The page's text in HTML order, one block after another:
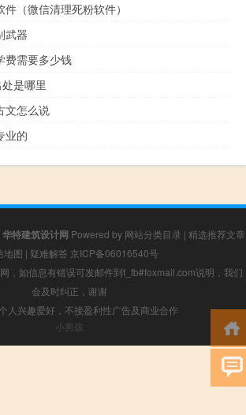
（微信清理死粉软件）
武器
费需要多少钱
是哪里
文怎么说
业的
华特建筑设计网 Powered by 网站分类目录 | 精选推荐文章
地图 | 疑难解答 京ICP备06016540号
，如信息有错误可发邮件到f_fb#foxmail.com说明，我们
会及时纠正，谢谢
人兴趣爱好，不接盈利性广告及商业合作
小男孩